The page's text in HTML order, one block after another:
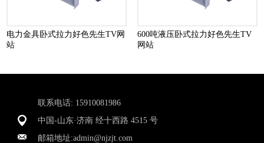
电力金具卧式拉力好色先生TV网
站
600吨液压卧式拉力好色先生TV
网站
联系电话: 15910081986
中国-山东·济南 经十西路 4515 号
邮箱地址:admin@njzjt.com